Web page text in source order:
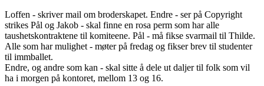
Loffen - skriver mail om broderskapet. Endre - ser på Copyright
strikes Pål og Jakob - skal finne en rosa perm som har alle
taushetskontraktene til komiteene. Pål - må fikse svarmail til Thilde.
Alle som har mulighet - møter på fredag og fikser brev til studenter
til immballet.
Endre, og andre som kan - skal sitte å dele ut daljer til folk som vil
ha i morgen på kontoret, mellom 13 og 16.